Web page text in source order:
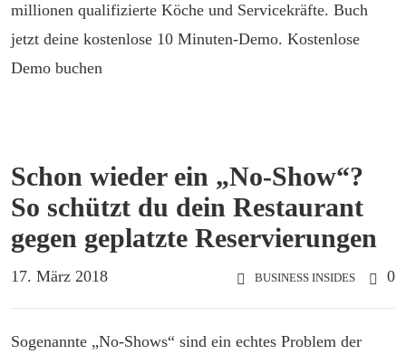
millionen qualifizierte Köche und Servicekräfte. Buch
jetzt deine kostenlose 10 Minuten-Demo. Kostenlose
Demo buchen
Schon wieder ein „No-Show“?
So schützt du dein Restaurant
gegen geplatzte Reservierungen
17. März 2018 BUSINESS INSIDES 0
Sogenannte „No-Shows“ sind ein echtes Problem der